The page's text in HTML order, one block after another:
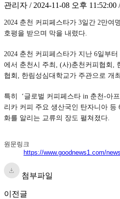
관리자 / 2024-11-08 오후 11:52:00
2024 춘천 커피페스타가 3일간 2만여
호평을 받으며 막을 내렸다.
2024 춘천 커피페스타가 지난 6일부
에서 춘천시 주최, (사)춘천커피협회,
협회, 한림성심대학교가 주관으로 개
특히 ‘글로벌 커피페스타 in 춘천-아
리카 커피 주요 생산국인 탄자니아 등
화를 알리는 교류의 장도 펼쳐졌다.
원문링크
https://www.goodnews1.com/
첨부파일
이전글